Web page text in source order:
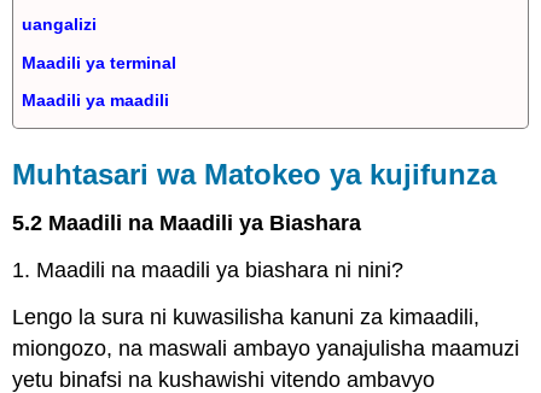
uangalizi
Maadili ya terminal
Maadili ya maadili
Muhtasari wa Matokeo ya kujifunza
5.2 Maadili na Maadili ya Biashara
1. Maadili na maadili ya biashara ni nini?
Lengo la sura ni kuwasilisha kanuni za kimaadili,
miongozo, na maswali ambayo yanajulisha maamuzi
yetu binafsi na kushawishi vitendo ambavyo